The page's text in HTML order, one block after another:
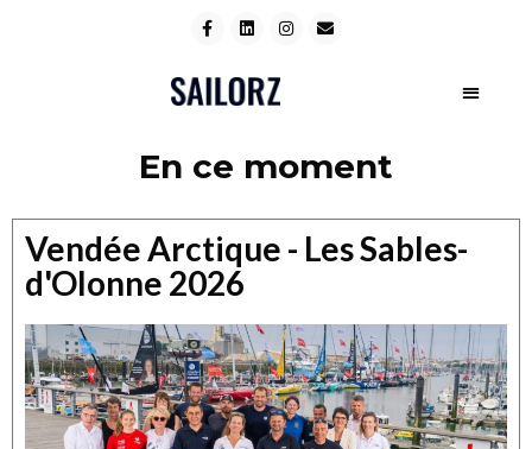
En ce moment
Vendée Arctique - Les Sables-
d'Olonne 2026